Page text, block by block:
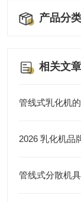
产品分类
相关文章
管线式乳化机
管线式分散机